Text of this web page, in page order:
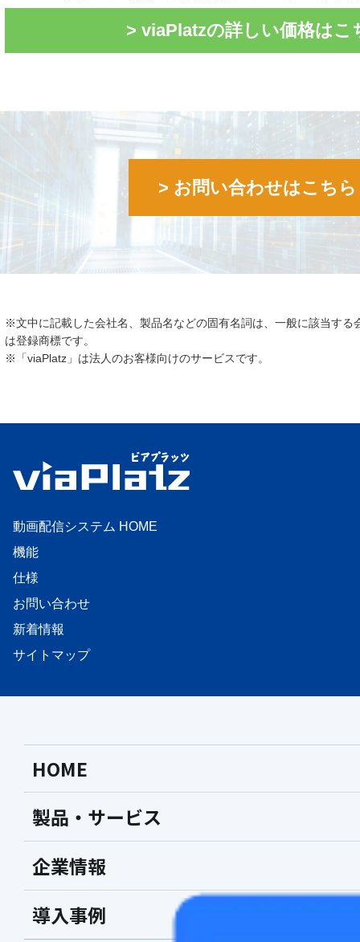
> viaPlatzの詳しい価格はこ
> お問い合わせはこちら
※文中に記載した会社名、製品名などの固有名詞は、一般に該当する
は登録商標です。
※「viaPlatz」は法人のお客様向けのサービスです。
動画配信システム HOME
機能
仕様
お問い合わせ
新着情報
サイトマップ
HOME
製品・サービス
企業情報
導入事例